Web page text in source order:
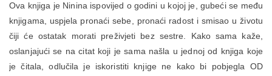
Ova knjiga je Ninina ispovijed o godini u kojoj je, gubeći se među
knjigama, uspjela pronaći sebe, pronaći radost i smisao u životu
čiji će ostatak morati preživjeti bez sestre. Kako sama kaže,
oslanjajući se na citat koji je sama našla u jednoj od knjiga koje
je čitala, odlučila je iskoristiti knjige ne kako bi pobjegla OD